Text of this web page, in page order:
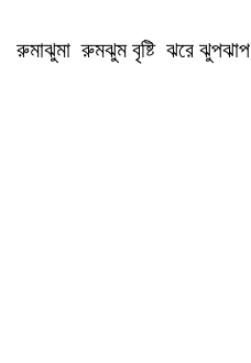
রুমাঝুমা রুমঝুম বৃষ্টি ঝরে ঝুপঝাপ